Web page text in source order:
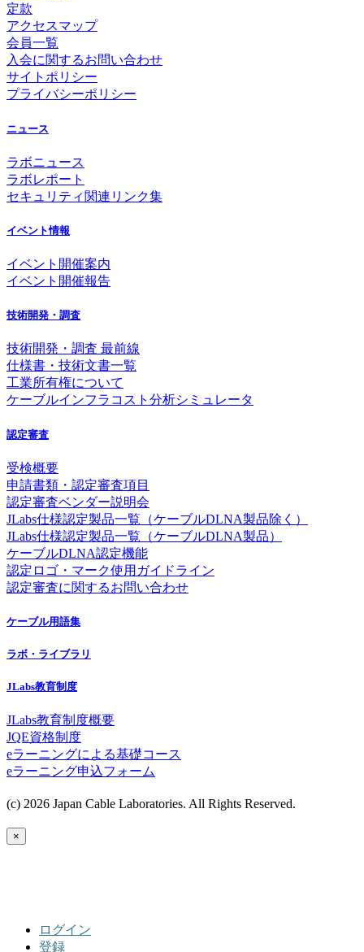
定款
アクセスマップ
会員一覧
入会に関するお問い合わせ
サイトポリシー
プライバシーポリシー
ニュース
ラボニュース
ラボレポート
セキュリティ関連リンク集
イベント情報
イベント開催案内
イベント開催報告
技術開発・調査
技術開発・調査 最前線
仕様書・技術文書一覧
工業所有権について
ケーブルインフラコスト分析シミュレータ
認定審査
受検概要
申請書類・認定審査項目
認定審査ベンダー説明会
JLabs仕様認定製品一覧（ケーブルDLNA製品除く）
JLabs仕様認定製品一覧（ケーブルDLNA製品）
ケーブルDLNA認定機能
認定ロゴ・マーク使用ガイドライン
認定審査に関するお問い合わせ
ケーブル用語集
ラボ・ライブラリ
JLabs教育制度
JLabs教育制度概要
JQE資格制度
eラーニングによる基礎コース
eラーニング申込フォーム
(c) 2026 Japan Cable Laboratories. All Rights Reserved.
×
ログイン
登録